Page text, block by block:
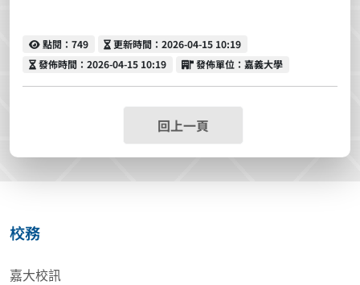
點閱
點閱：749 更新時間
更新時間：2026-04-15 10:19
發佈時間
發佈時間：2026-04-15 10:19 發佈單位
發佈單位：嘉義大學
回上一頁
校務
嘉大校訊